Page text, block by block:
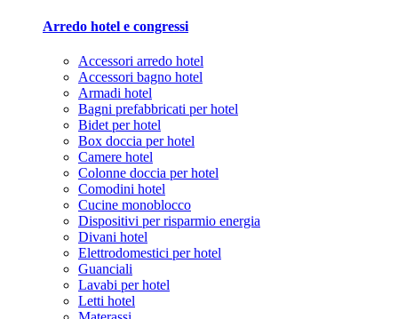
Arredo hotel e congressi
Accessori arredo hotel
Accessori bagno hotel
Armadi hotel
Bagni prefabbricati per hotel
Bidet per hotel
Box doccia per hotel
Camere hotel
Colonne doccia per hotel
Comodini hotel
Cucine monoblocco
Dispositivi per risparmio energia
Divani hotel
Elettrodomestici per hotel
Guanciali
Lavabi per hotel
Letti hotel